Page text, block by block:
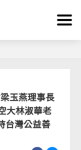
玉燕理事長
大林淑華老
台灣公益善